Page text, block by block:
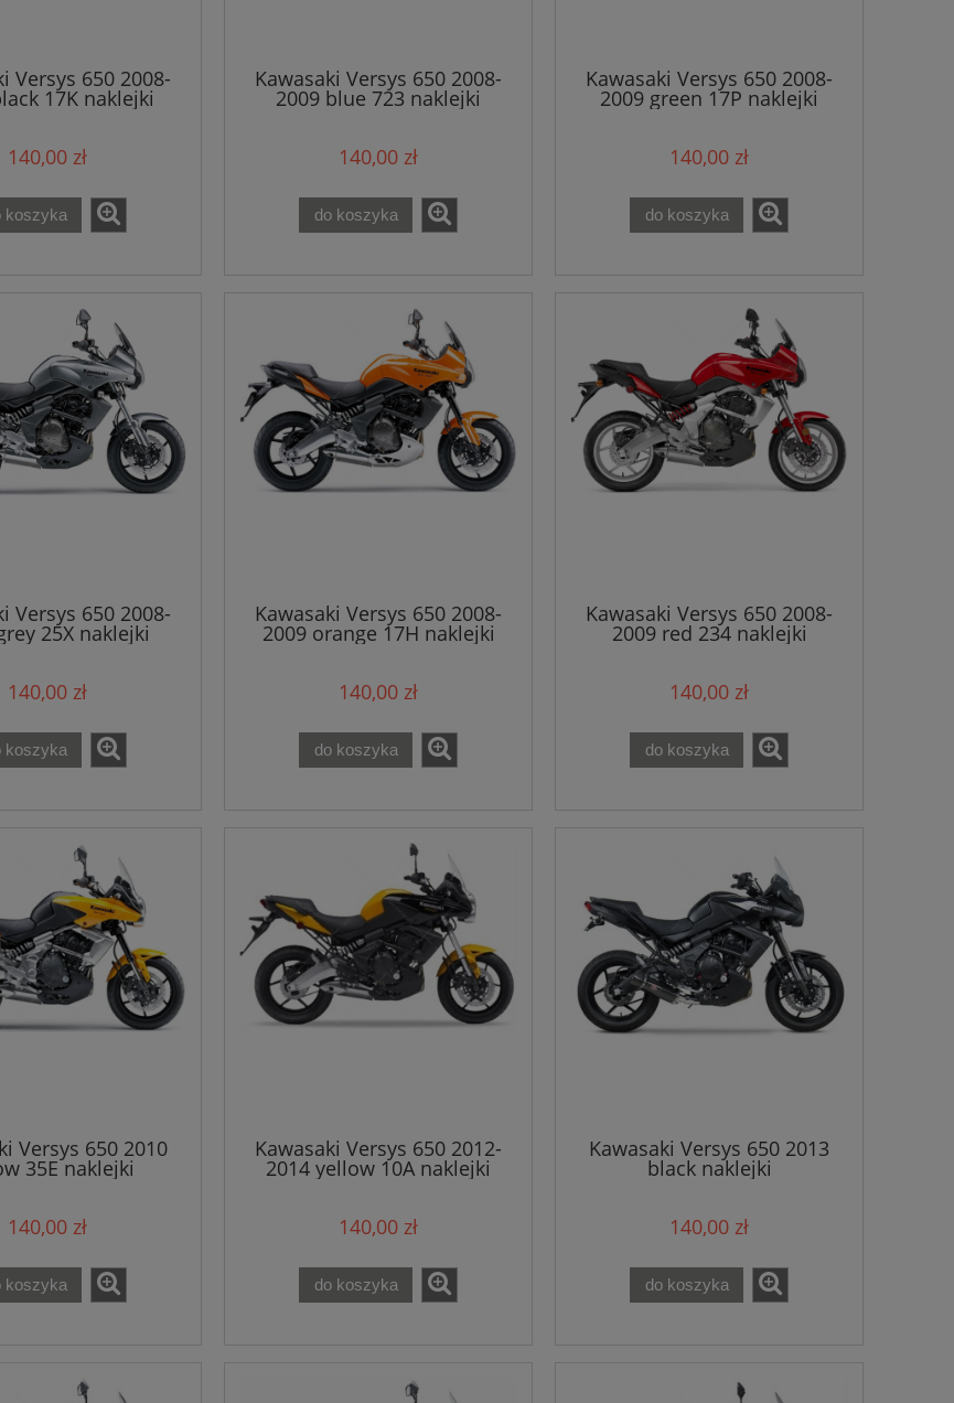
Versys 650 2008-
17K naklejki
140,00 zł
koszyka
Kawasaki Versys 650 2008-
2009 blue 723 naklejki
140,00 zł
do koszyka
Kawasaki Versys 650 2008-
2009 green 17P naklejki
140,00 zł
do koszyka
Versys 650 2008-
25X naklejki
140,00 zł
koszyka
Kawasaki Versys 650 2008-
2009 orange 17H naklejki
140,00 zł
do koszyka
Kawasaki Versys 650 2008-
2009 red 234 naklejki
140,00 zł
do koszyka
Versys 650 2010
35E naklejki
140,00 zł
koszyka
Kawasaki Versys 650 2012-
2014 yellow 10A naklejki
140,00 zł
do koszyka
Kawasaki Versys 650 2013
black naklejki
140,00 zł
do koszyka